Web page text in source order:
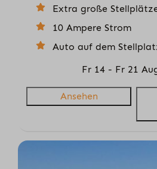
Extra große
10 Ampere Strom
Auto auf dem
Fr 14 - Fr 21
Ansehen